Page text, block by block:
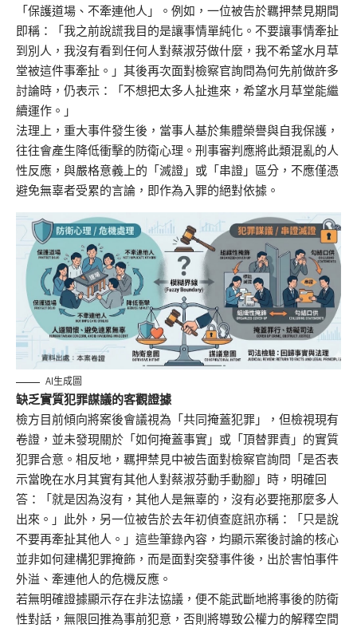
「保護道場、不牽連他人」。例如，一位被告於羈押禁見期間
即稱：「我之前說謊我目的是讓事情單純化。不要讓事情牽扯
到別人，我沒有看到任何人對蔡淑芬做什麼，我不希望水月草
堂被這件事牽扯。」其後再次面對檢察官詢問為何先前做許多
討論時，仍表示：「不想把太多人扯進來，希望水月草堂能繼
續運作。」
法理上，重大事件發生後，當事人基於集體榮譽與自我保護，
往往會產生降低衝擊的防衛心理。刑事審判應將此類混亂的人
性反應，與嚴格意義上的「滅證」或「串證」區分，不應僅憑
避免無辜者受累的言論，即作為入罪的絕對依據。
AI生成圖
缺乏實質犯罪謀議的客觀證據
檢方目前傾向將案後會議視為「共同掩蓋犯罪」，但檢視現有
卷證，並未發現關於「如何掩蓋事實」或「頂替罪責」的實質
犯罪合意。相反地，羈押禁見中被告面對檢察官詢問「是否表
示當晚在水月其實有其他人對蔡淑芬動手動腳」時，明確回
答：「就是因為沒有，其他人是無辜的，沒有必要拖那麼多人
出來。」此外，另一位被告於去年初偵查庭訊亦稱：「只是說
不要再牽扯其他人。」這些筆錄內容，均顯示案後討論的核心
並非如何建構犯罪掩飾，而是面對突發事件後，出於害怕事件
外溢、牽連他人的危機反應。
若無明確證據顯示存在非法協議，便不能武斷地將事後的防衛
性對話，無限回推為事前犯意，否則將導致公權力的解釋空間